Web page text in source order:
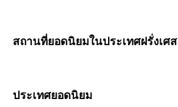
สถานที่ยอดนิยมในประเทศฝรั่งเศส
ประเทศยอดนิยม